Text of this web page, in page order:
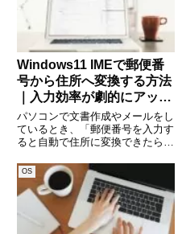
ん。本記事では、Win
Windows11 IMEで郵便番
号から住所へ変換する方法
｜入力効率が劇的にアップ
する便利機能
パソコンで文書作成やメールをし
ているとき、「郵便番号を入力す
ると自動で住所に変換できたら便
んか。実は、Windowsに標準搭載
されているIME（日本語入力シス
テム）には、郵便番号を入力する
と対応する住所を一瞬で
OS